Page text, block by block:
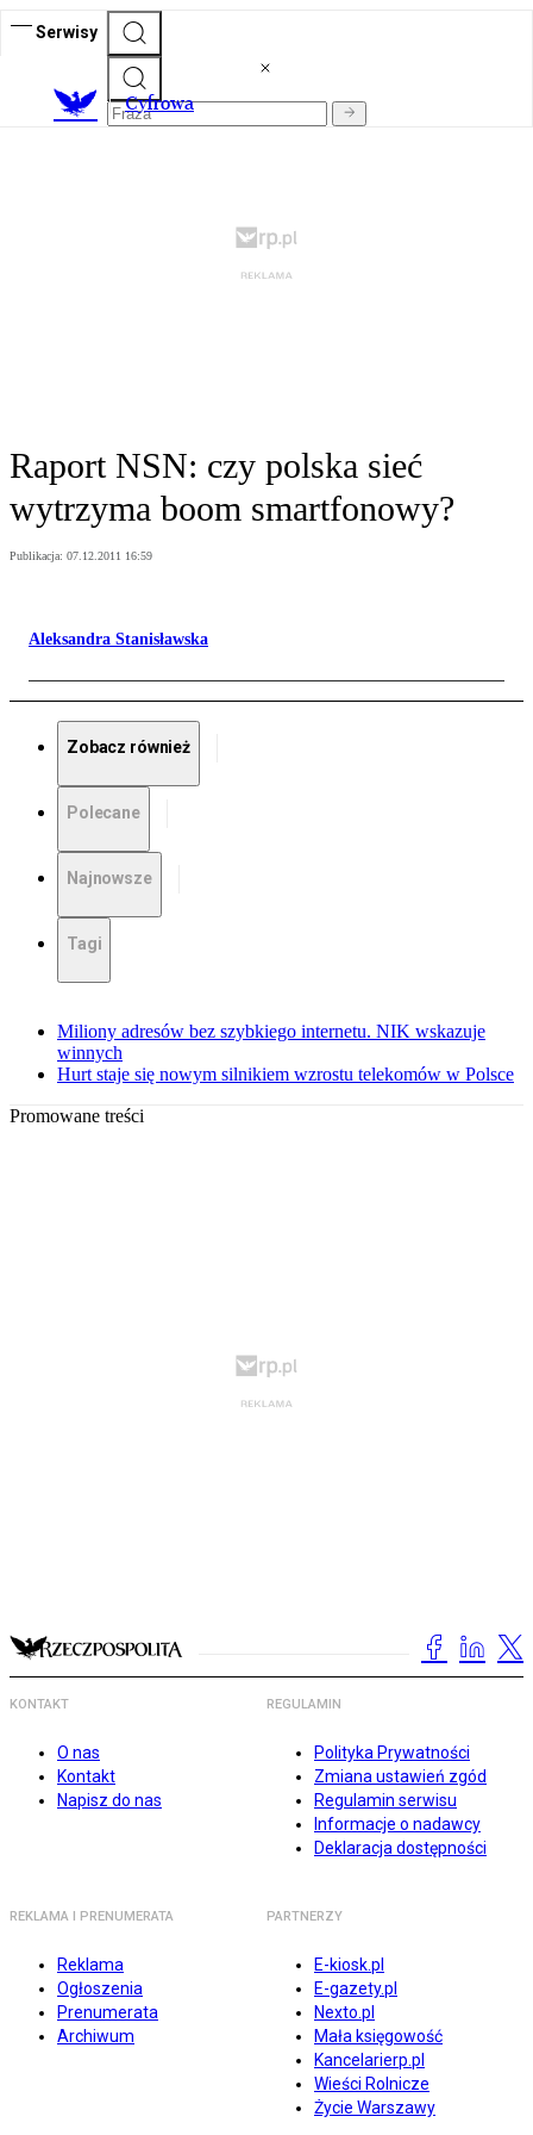
Serwisy
Cyfrowa
Raport NSN: czy polska sieć
wytrzyma boom smartfonowy?
Publikacja: 07.12.2011 16:59
Aleksandra Stanisławska
Zobacz również
Polecane
Najnowsze
Tagi
Miliony adresów bez szybkiego internetu. NIK wskazuje
winnych
Hurt staje się nowym silnikiem wzrostu telekomów w Polsce
Promowane treści
KONTAKT
O nas
Kontakt
Napisz do nas
REGULAMIN
Polityka Prywatności
Zmiana ustawień zgód
Regulamin serwisu
Informacje o nadawcy
Deklaracja dostępności
REKLAMA I PRENUMERATA
Reklama
Ogłoszenia
Prenumerata
Archiwum
PARTNERZY
E-kiosk.pl
E-gazety.pl
Nexto.pl
Mała księgowość
Kancelarierp.pl
Wieści Rolnicze
Życie Warszawy